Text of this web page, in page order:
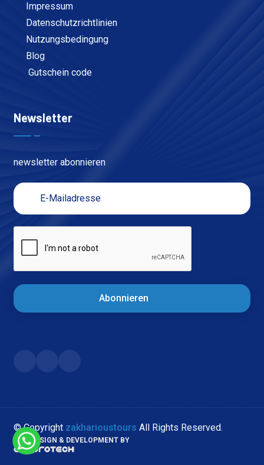
Impressum
Datenschutzrichtlinien
Nutzungsbedingung
Blog
Gutschein code
Newsletter
newsletter abonnieren
Abonnieren
© Copyright zakharioustours All Rights Reserved.
WEB DESIGN & DEVELOPMENT BY